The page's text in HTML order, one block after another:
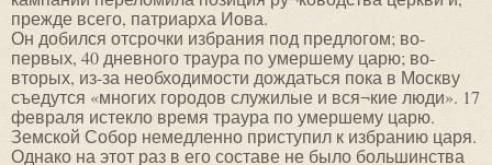
прежде всего, патриарха Иова.
Он добился отсрочки избрания под предлогом; во-
первых, 40 дневного траура по умершему царю; во-
вторых, из-за необходимости дождаться пока в Москву
съедутся «многих городов служилые и вся¬кие люди». 17
февраля истекло время траура по умершему царю.
Земской Собор немедленно приступил к избранию царя.
Однако на этот раз в его составе не было большинства